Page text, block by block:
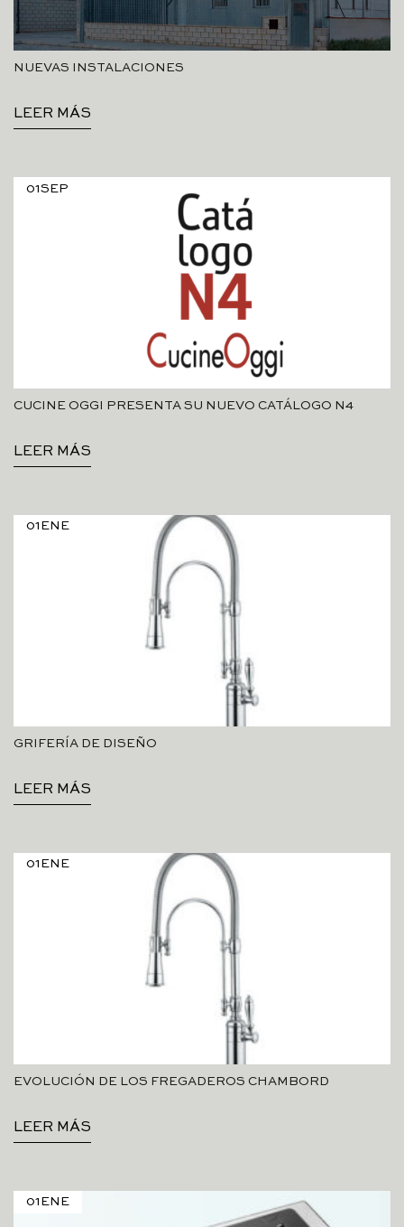
NUEVAS INSTALACIONES
LEER MÁS
CUCINE OGGI PRESENTA SU NUEVO CATÁLOGO N4
LEER MÁS
01SEP
GRIFERÍA DE DISEÑO
LEER MÁS
01 ENE
EVOLUCIÓN DE LOS FREGADEROS CHAMBORD
LEER MÁS
01 ENE
01 ENE